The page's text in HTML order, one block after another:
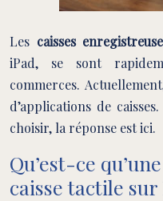
Les caisses
iPad, se sont
commerces.
d’applications de
choisir, la réponse est ici.
Qu’est-ce
caisse tactile sur